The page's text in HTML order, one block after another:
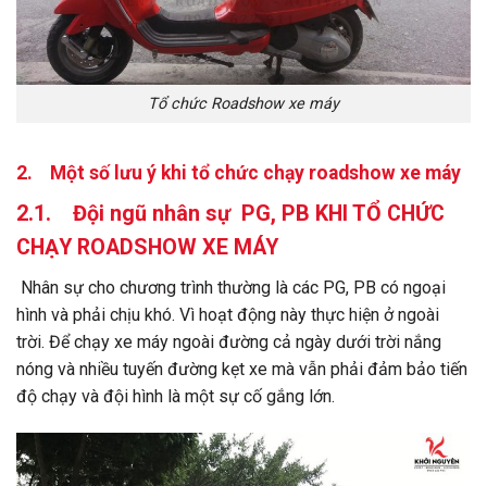
Tổ chức Roadshow xe máy
2. Một số lưu ý khi tổ chức chạy roadshow xe máy
2.1. Đội ngũ nhân sự PG, PB KHI TỔ CHỨC
CHẠY ROADSHOW XE MÁY
Nhân sự cho chương trình thường là các PG, PB có ngoại
hình và phải chịu khó. Vì hoạt động này thực hiện ở ngoài
trời. Để chạy xe máy ngoài đường cả ngày dưới trời nắng
nóng và nhiều tuyến đường kẹt xe mà vẫn phải đảm bảo tiến
độ chạy và đội hình là một sự cố gắng lớn.